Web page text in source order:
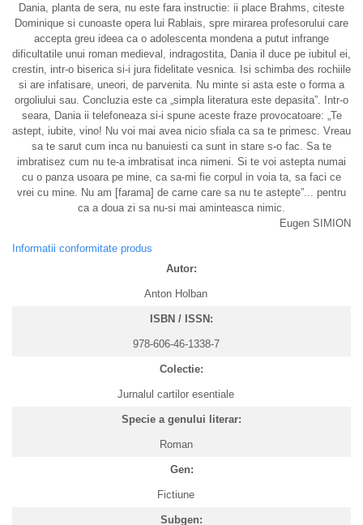
Dania, planta de sera, nu este fara instructie: ii place Brahms, citeste
Dominique si cunoaste opera lui Rablais, spre mirarea profesorului care
accepta greu ideea ca o adolescenta mondena a putut infrange
dificultatile unui roman medieval, indragostita, Dania il duce pe iubitul ei,
crestin, intr-o biserica si-i jura fidelitate vesnica. Isi schimba des rochiile
si are infatisare, uneori, de parvenita. Nu minte si asta este o forma a
orgoliului sau. Concluzia este ca „simpla literatura este depasita”. Intr-o
seara, Dania ii telefoneaza si-i spune aceste fraze provocatoare: „Te
astept, iubite, vino! Nu voi mai avea nicio sfiala ca sa te primesc. Vreau
sa te sarut cum inca nu banuiesti ca sunt in stare s-o fac. Sa te
imbratisez cum nu te-a imbratisat inca nimeni. Si te voi astepta numai
cu o panza usoara pe mine, ca sa-mi fie corpul in voia ta, sa faci ce
vrei cu mine. Nu am [farama] de carne care sa nu te astepte”... pentru
ca a doua zi sa nu-si mai aminteasca nimic.
Eugen SIMION
Informatii conformitate produs
Autor:
Anton Holban
ISBN / ISSN:
978-606-46-1338-7
Colectie:
Jurnalul cartilor esentiale
Specie a genului literar:
Roman
Gen:
Fictiune
Subgen: